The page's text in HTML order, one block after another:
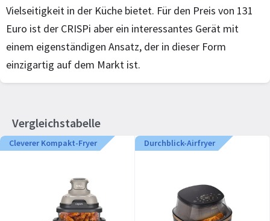
Vielseitigkeit in der Küche bietet. Für den Preis von 131
Euro ist der CRISPi aber ein interessantes Gerät mit
einem eigenständigen Ansatz, der in dieser Form
einzigartig auf dem Markt ist.
Vergleichstabelle
Cleverer Kompakt-Fryer Durchblick-Airfryer